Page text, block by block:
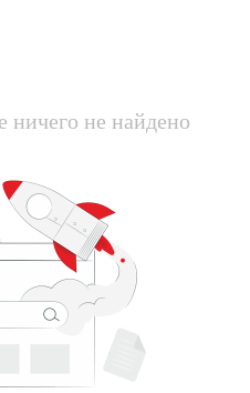
ничего не найдено